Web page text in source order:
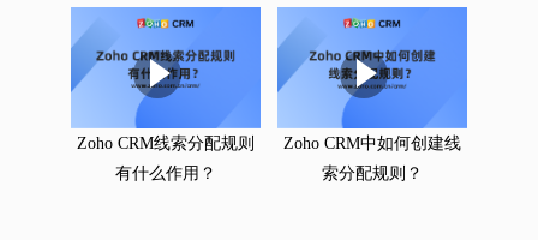
Zoho CRM线索分配规则
有什么作用？
Zoho CRM中如何创建线
索分配规则？